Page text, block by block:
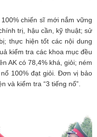
chiến sĩ mới nắm vững
trị, hậu cần, kỹ thuật; sử
thực hiện tốt các nội dung
kiểm tra các khoa mục đều
AK có 78,4% khá, giỏi; ném
100% đạt giỏi. Đơn vị bảo
và kiểm tra “3 tiếng nổ”.